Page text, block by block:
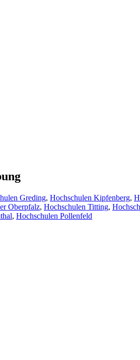
Greding, Hochschulen Kipfenberg,
Oberpfalz, Hochschulen Titting,
, Hochschulen Pollenfeld